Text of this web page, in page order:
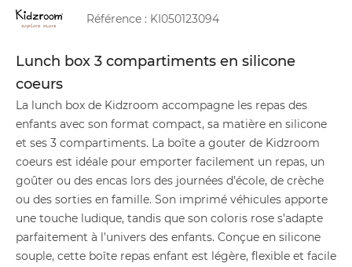
Référence : KI050123094
Lunch box 3 compartiments en silicone
coeurs
La lunch box de Kidzroom accompagne les repas des
enfants avec son format compact, sa matière en silicone
et ses 3 compartiments. La boîte a gouter de Kidzroom
coeurs est idéale pour emporter facilement un repas, un
goûter ou des encas lors des journées d’école, de crèche
ou des sorties en famille. Son imprimé véhicules apporte
une touche ludique, tandis que son coloris rose s’adapte
parfaitement à l’univers des enfants. Conçue en silicone
souple, cette boîte repas enfant est légère, flexible et facile